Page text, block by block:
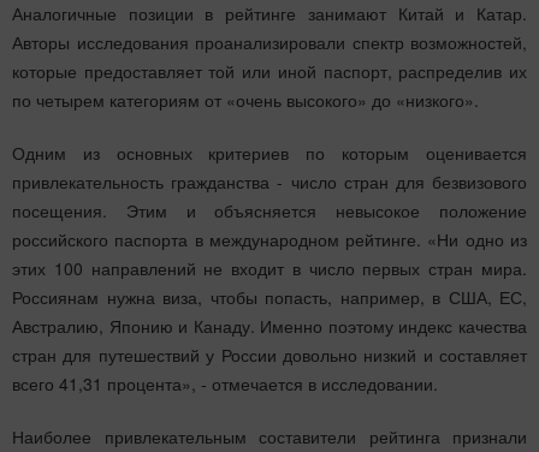
Аналогичные позиции в рейтинге занимают Китай и Катар.
Авторы исследования проанализировали спектр возможностей,
которые предоставляет той или иной паспорт, распределив их
по четырем категориям от «очень высокого» до «низкого».
Одним из основных критериев по которым оценивается
привлекательность гражданства - число стран для безвизового
посещения. Этим и объясняется невысокое положение
российского паспорта в международном рейтинге. «Ни одно из
этих 100 направлений не входит в число первых стран мира.
Россиянам нужна виза, чтобы попасть, например, в США, ЕС,
Австралию, Японию и Канаду. Именно поэтому индекс качества
стран для путешествий у России довольно низкий и составляет
всего 41,31 процента», - отмечается в исследовании.
Наиболее привлекательным составители рейтинга признали